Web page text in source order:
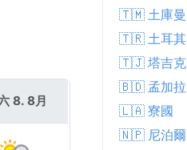
8. 8月
🇹🇲 土庫曼
🇹🇷 土耳其
🇹🇯 塔吉克
🇧🇩 孟加拉
🇱🇦 寮國
🇳🇵 尼泊爾